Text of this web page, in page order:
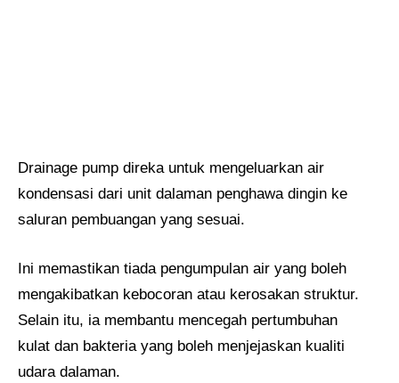
Drainage pump direka untuk mengeluarkan air
kondensasi dari unit dalaman penghawa dingin ke
saluran pembuangan yang sesuai.
Ini memastikan tiada pengumpulan air yang boleh
mengakibatkan kebocoran atau kerosakan struktur.
Selain itu, ia membantu mencegah pertumbuhan
kulat dan bakteria yang boleh menjejaskan kualiti
udara dalaman.